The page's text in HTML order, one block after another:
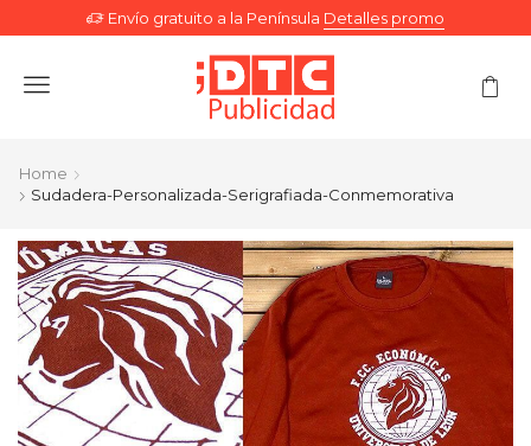
Envío gratuito a la Península Detalles promo
Menu
Home
Sudadera-Personalizada-Serigrafiada-Conmemorativa